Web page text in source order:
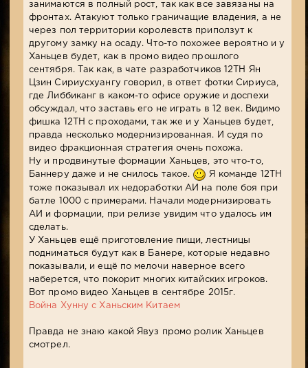
занимаются в полный рост, так как все завязаны на
фронтах. Атакуют только граничащие владения, а не
через пол территории королевств приползут к
другому замку на осаду. Что-то похожее вероятно и у
Ханьцев будет, как в промо видео прошлого
сентября. Так как, в чате разработчиков 12TH Ян
Цзин Сириусхуангу говорил, в ответ фотки Сириуса,
где Либбиканг в каком-то офисе оружие и доспехи
обсуждал, что заставь его не играть в 12 век. Видимо
фишка 12TH с проходами, так же и у Ханьцев будет,
правда несколько модернизированная. И судя по
видео фракционная стратегия очень похожа.
Ну и продвинутые формации Ханьцев, это что-то,
Баннеру даже и не снилось такое.
Я команде 12TH
тоже показывал их недоработки АИ на поле боя при
батле 1000 с примерами. Начали модернизировать
АИ и формации, при релизе увидим что удалось им
сделать.
У Ханьцев ещё приготовление пищи, лестницы
подниматься будут как в Банере, которые недавно
показывали, и ещё по мелочи наверное всего
наберется, что покорит многих китайских игроков.
Вот промо видео Ханьцев в сентябре 2015г.
Война Хунну с Ханьским Китаем
Правда не знаю какой Явуз промо ролик Ханьцев
смотрел.